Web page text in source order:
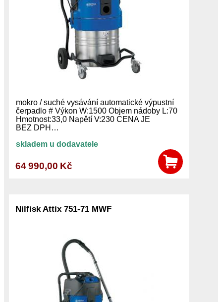
mokro / suché vysávání automatické výpustní
čerpadlo # Výkon W:1500 Objem nádoby L:70
Hmotnost:33,0 Napětí V:230 CENA JE
BEZ DPH…
skladem u dodavatele
64 990,00 Kč
Nilfisk Attix 751-71 MWF